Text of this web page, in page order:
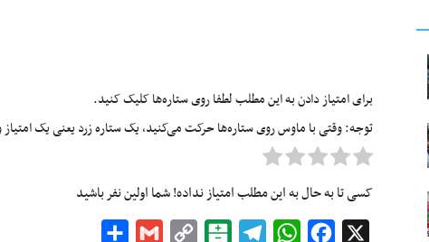
برای امتیاز دادن به این مطلب لطفا روی ستاره‌ها کلیک کنید.
توجه: وقتی با ماوس روی ستاره‌ها حرکت می‌کنید، یک ستاره زرد یعنی یک امتیاز و
کسی تا به حال به این مطلب امتیاز نداده! شما اولین نفر باشید
Facebook
WhatsApp
Telegram
Balatarin
Copy
Gmail